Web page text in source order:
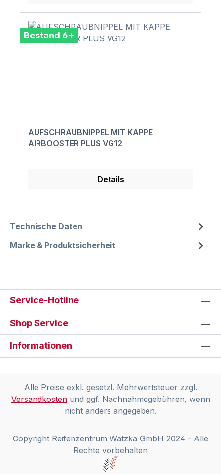
Bestand 6+
AUFSCHRAUBNIPPEL MIT KAPPE
AIRBOOSTER PLUS VG12
Details
Technische Daten
Marke & Produktsicherheit
Service-Hotline
Shop Service
Informationen
Alle Preise exkl. gesetzl. Mehrwertsteuer zzgl.
Versandkostenund ggf. Nachnahmegebühren, wenn
nicht anders angegeben.
Copyright Reifenzentrum Watzka GmbH 2024 - Alle
Rechte vorbehalten